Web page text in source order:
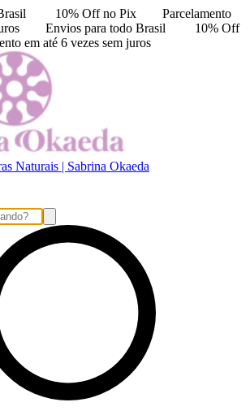
10% Off no Pix
Parcelamento
Envios para todo Brasil
10% Off
em até 6 vezes sem juros
Naturais | Sabrina Okaeda